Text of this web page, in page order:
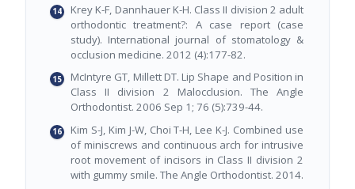
Krey K-F, Dannhauer K-H. Class II division 2 adult
orthodontic treatment?: A case report (case
study). International journal of stomatology &
occlusion medicine. 2012 (4):177-82.
McIntyre GT, Millett DT. Lip Shape and Position in
Class II division 2 Malocclusion. The Angle
Orthodontist. 2006 Sep 1; 76 (5):739-44.
Kim S-J, Kim J-W, Choi T-H, Lee K-J. Combined use
of miniscrews and continuous arch for intrusive
root movement of incisors in Class II division 2
with gummy smile. The Angle Orthodontist. 2014.